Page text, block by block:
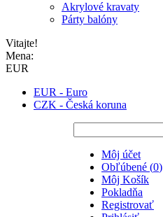
Akrylové kravaty
Párty balóny
Vitajte!
Mena:
EUR
EUR - Euro
CZK - Česká koruna
Môj účet
Obľúbené (0)
Môj Košík
Pokladňa
Registrovať